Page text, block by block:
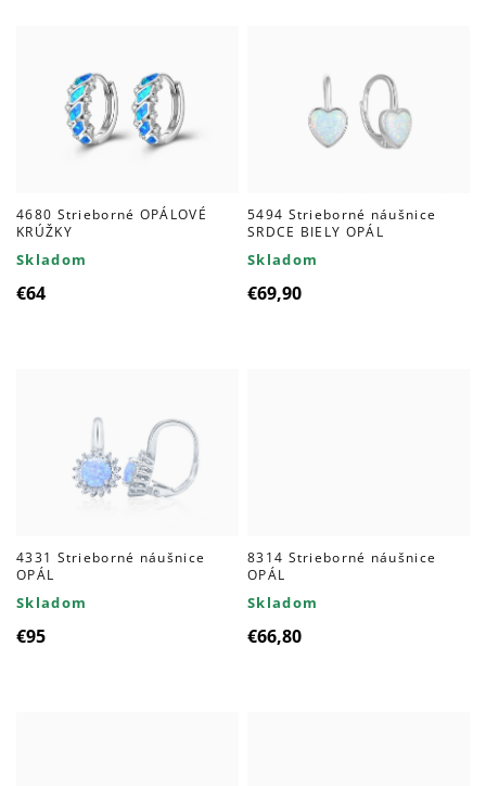
4680 Strieborné OPÁLOVÉ
KRÚŽKY
Skladom
€64
5494 Strieborné náušnice
SRDCE BIELY OPÁL
Skladom
€69,90
4331 Strieborné náušnice
OPÁL
Skladom
€95
8314 Strieborné náušnice
OPÁL
Skladom
€66,80